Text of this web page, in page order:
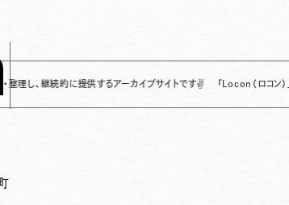
に提供するアーカイブサイトです✌ 「Locon（ロコン）」は、これま